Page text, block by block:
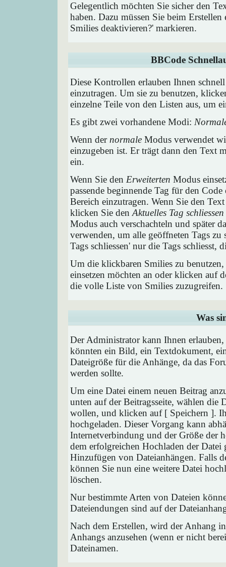
Gelegentlich möchten Sie sicher den
haben. Dazu müssen Sie beim
Smilies deaktivieren?' markieren.
BBCode
Diese Kontrollen erlauben Ihnen
einzutragen. Um sie zu benutzen,
einzelne Teile von den Listen aus, um
Es gibt zwei vorhandene Modi:
Wenn der normale Modus verwendet
einzugeben ist. Er trägt dann den Text
ein.
Wenn Sie den Erweiterten Modus
passende beginnende Tag für den
Bereich einzutragen. Wenn Sie den
klicken Sie den Aktuelles Tag schliessen
Modus auch verschachteln und später
verwenden, um alle geöffneten Tags
Tags schliessen' nur die Tags
Um die klickbaren Smilies zu
einsetzen möchten an oder klicken auf
die volle Liste von Smilies zuzugreifen.
Was
Der Administrator kann Ihnen
könnten ein Bild, ein Textdokument,
Dateigröße für die Anhänge, da das
werden sollte.
Um eine Datei einem neuen Beitrag
unten auf der Beitragsseite, wählen
wollen, und klicken auf [ Speichern ].
hochgeladen. Dieser Vorgang kann
Internetverbindung und der Größe der
dem erfolgreichen Hochladen der
Hinzufügen von Dateianhängen. Falls
können Sie nun eine weitere Datei
löschen.
Nur bestimmte Arten von Dateien
Dateiendungen sind auf der
Nach dem Erstellen, wird der Anhang
Anhangs anzusehen (wenn er nicht
Dateinamen.